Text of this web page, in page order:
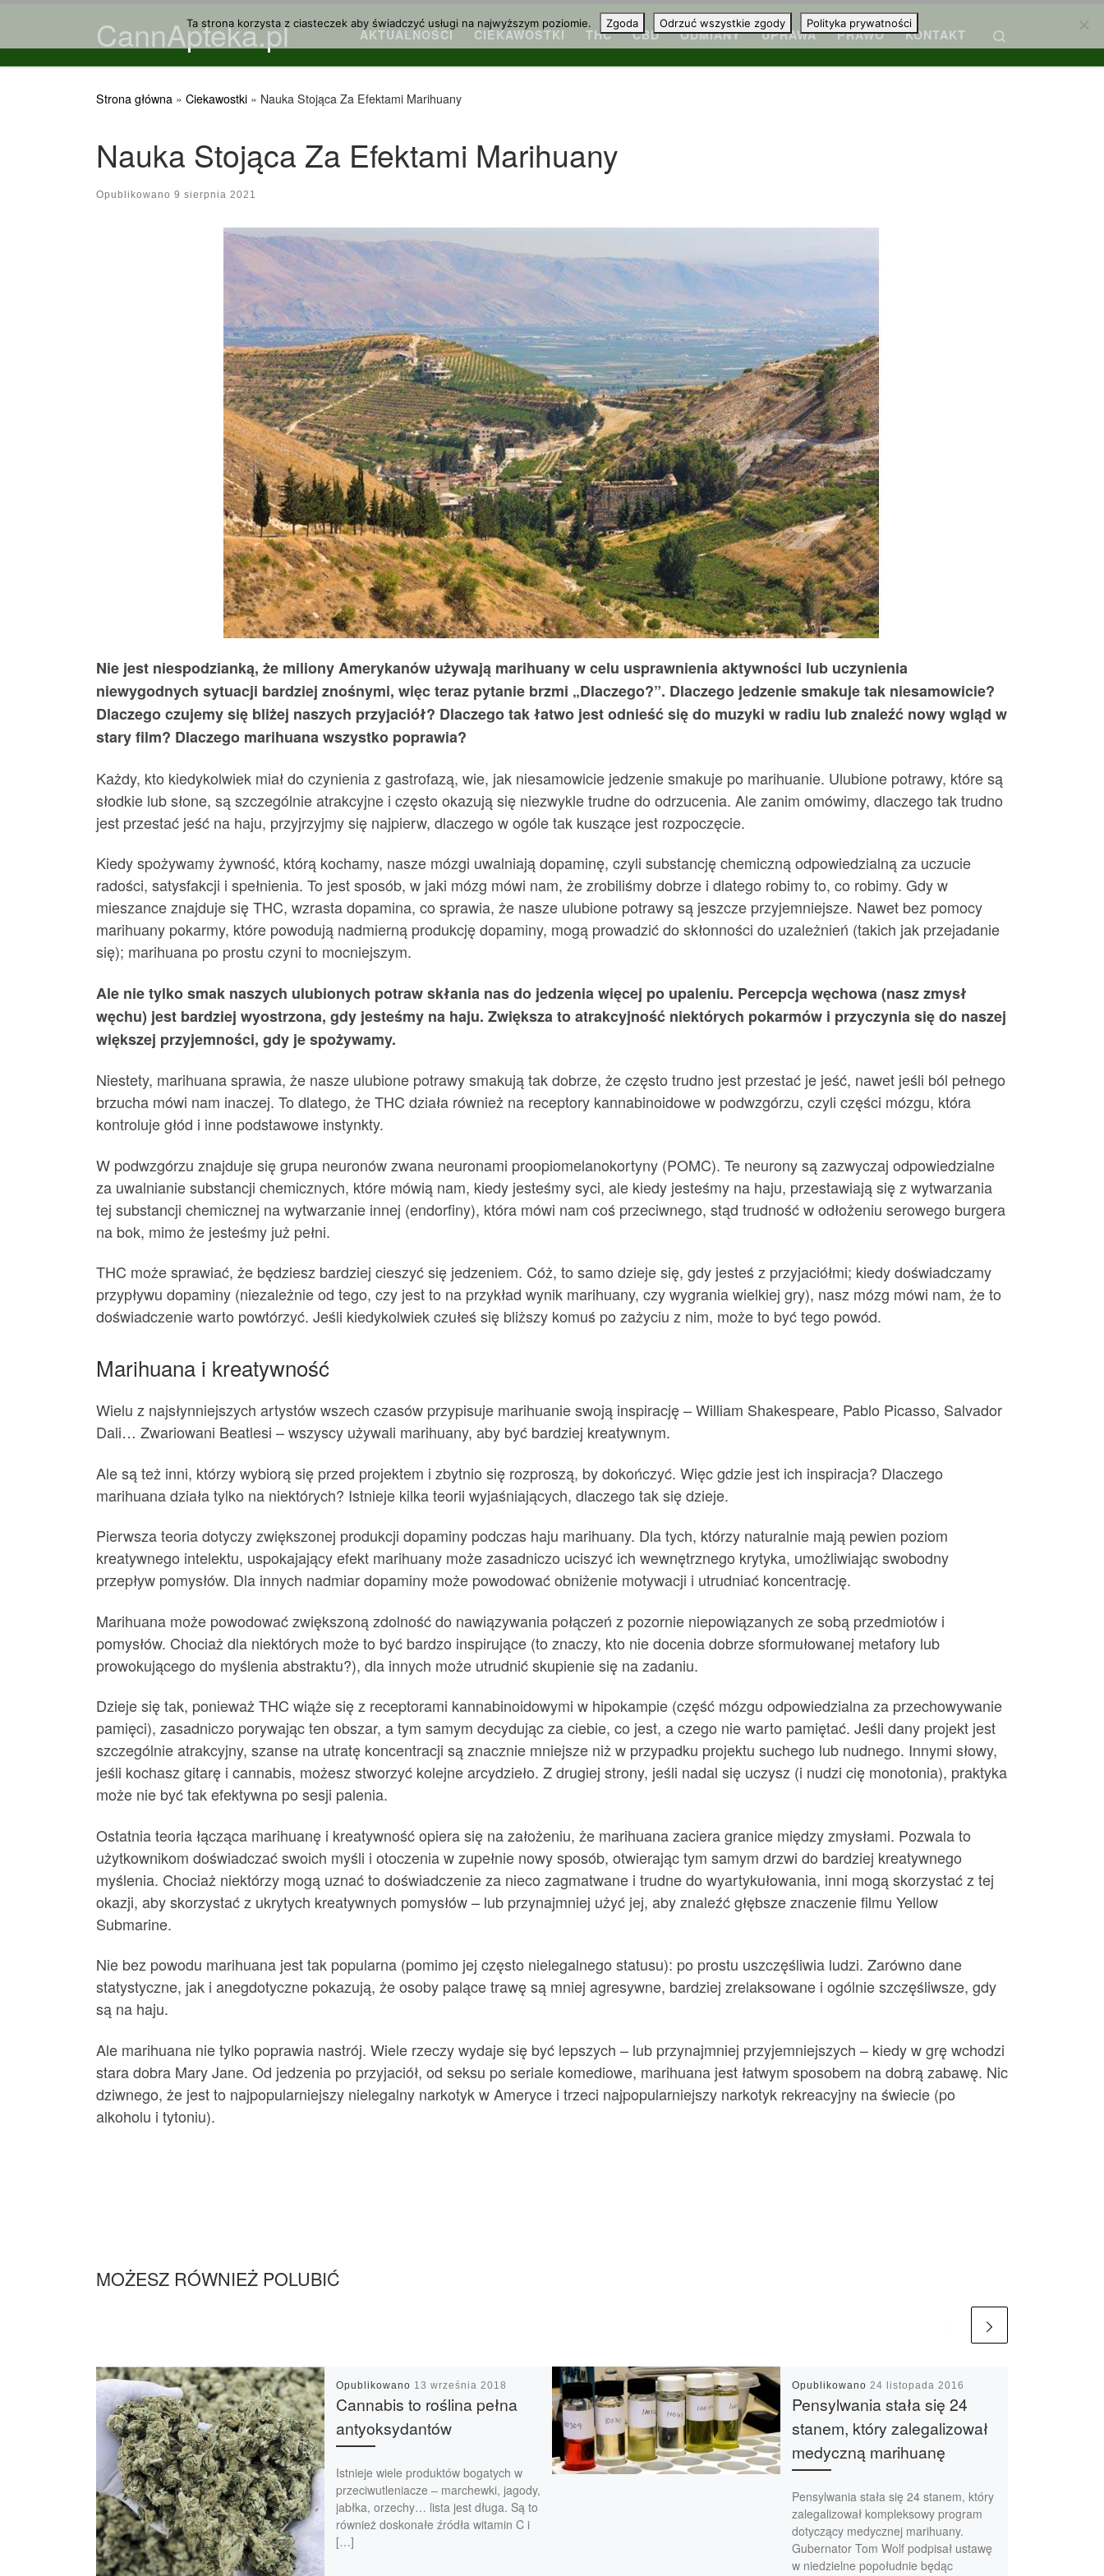
Przejdź do treściCannApteka.pl AKTUALNOŚCI CIEKAWOSTKI THC CBD ODMIANY UPRAWA PRAWO KONTAKT
Strona główna » Ciekawostki » Nauka Stojąca Za Efektami Marihuany
Nauka Stojąca Za Efektami Marihuany
Opublikowano 9 sierpnia 2021
Nie jest niespodzianką, że miliony Amerykanów używają marihuany w celu usprawnienia aktywności lub uczynienia
niewygodnych sytuacji bardziej znośnymi, więc teraz pytanie brzmi „Dlaczego?”. Dlaczego jedzenie smakuje tak niesamowicie?
Dlaczego czujemy się bliżej naszych przyjaciół? Dlaczego tak łatwo jest odnieść się do muzyki w radiu lub znaleźć nowy wgląd w
stary film? Dlaczego marihuana wszystko poprawia?
Każdy, kto kiedykolwiek miał do czynienia z gastrofazą, wie, jak niesamowicie jedzenie smakuje po marihuanie. Ulubione potrawy, które są
słodkie lub słone, są szczególnie atrakcyjne i często okazują się niezwykle trudne do odrzucenia. Ale zanim omówimy, dlaczego tak trudno
jest przestać jeść na haju, przyjrzyjmy się najpierw, dlaczego w ogóle tak kuszące jest rozpoczęcie.
Kiedy spożywamy żywność, którą kochamy, nasze mózgi uwalniają dopaminę, czyli substancję chemiczną odpowiedzialną za uczucie
radości, satysfakcji i spełnienia. To jest sposób, w jaki mózg mówi nam, że zrobiliśmy dobrze i dlatego robimy to, co robimy. Gdy w
mieszance znajduje się THC, wzrasta dopamina, co sprawia, że ​​nasze ulubione potrawy są jeszcze przyjemniejsze. Nawet bez pomocy
marihuany pokarmy, które powodują nadmierną produkcję dopaminy, mogą prowadzić do skłonności do uzależnień (takich jak przejadanie
się); marihuana po prostu czyni to mocniejszym.
Ale nie tylko smak naszych ulubionych potraw skłania nas do jedzenia więcej po upaleniu. Percepcja węchowa (nasz zmysł
węchu) jest bardziej wyostrzona, gdy jesteśmy na haju. Zwiększa to atrakcyjność niektórych pokarmów i przyczynia się do naszej
większej przyjemności, gdy je spożywamy.
Niestety, marihuana sprawia, że ​​nasze ulubione potrawy smakują tak dobrze, że często trudno jest przestać je jeść, nawet jeśli ból pełnego
brzucha mówi nam inaczej. To dlatego, że THC działa również na receptory kannabinoidowe w podwzgórzu, czyli części mózgu, która
kontroluje głód i inne podstawowe instynkty.
W podwzgórzu znajduje się grupa neuronów zwana neuronami proopiomelanokortyny (POMC). Te neurony są zazwyczaj odpowiedzialne
za uwalnianie substancji chemicznych, które mówią nam, kiedy jesteśmy syci, ale kiedy jesteśmy na haju, przestawiają się z wytwarzania
tej substancji chemicznej na wytwarzanie innej (endorfiny), która mówi nam coś przeciwnego, stąd trudność w odłożeniu serowego burgera
na bok, mimo że jesteśmy już pełni.
THC może sprawiać, że będziesz bardziej cieszyć się jedzeniem. Cóż, to samo dzieje się, gdy jesteś z przyjaciółmi; kiedy doświadczamy
przypływu dopaminy (niezależnie od tego, czy jest to na przykład wynik marihuany, czy wygrania wielkiej gry), nasz mózg mówi nam, że to
doświadczenie warto powtórzyć. Jeśli kiedykolwiek czułeś się bliższy komuś po zażyciu z nim, może to być tego powód.
Marihuana i kreatywność
Wielu z najsłynniejszych artystów wszech czasów przypisuje marihuanie swoją inspirację – William Shakespeare, Pablo Picasso, Salvador
Dali… Zwariowani Beatlesi – wszyscy używali marihuany, aby być bardziej kreatywnym.
Ale są też inni, którzy wybiorą się przed projektem i zbytnio się rozproszą, by dokończyć. Więc gdzie jest ich inspiracja? Dlaczego
marihuana działa tylko na niektórych? Istnieje kilka teorii wyjaśniających, dlaczego tak się dzieje.
Pierwsza teoria dotyczy zwiększonej produkcji dopaminy podczas haju marihuany. Dla tych, którzy naturalnie mają pewien poziom
kreatywnego intelektu, uspokajający efekt marihuany może zasadniczo uciszyć ich wewnętrznego krytyka, umożliwiając swobodny
przepływ pomysłów. Dla innych nadmiar dopaminy może powodować obniżenie motywacji i utrudniać koncentrację.
Marihuana może powodować zwiększoną zdolność do nawiązywania połączeń z pozornie niepowiązanych ze sobą przedmiotów i
pomysłów. Chociaż dla niektórych może to być bardzo inspirujące (to znaczy, kto nie docenia dobrze sformułowanej metafory lub
prowokującego do myślenia abstraktu?), dla innych może utrudnić skupienie się na zadaniu.
Dzieje się tak, ponieważ THC wiąże się z receptorami kannabinoidowymi w hipokampie (część mózgu odpowiedzialna za przechowywanie
pamięci), zasadniczo porywając ten obszar, a tym samym decydując za ciebie, co jest, a czego nie warto pamiętać. Jeśli dany projekt jest
szczególnie atrakcyjny, szanse na utratę koncentracji są znacznie mniejsze niż w przypadku projektu suchego lub nudnego. Innymi słowy,
jeśli kochasz gitarę i cannabis, możesz stworzyć kolejne arcydzieło. Z drugiej strony, jeśli nadal się uczysz (i nudzi cię monotonia), praktyka
może nie być tak efektywna po sesji palenia.
Ostatnia teoria łącząca marihuanę i kreatywność opiera się na założeniu, że marihuana zaciera granice między zmysłami. Pozwala to
użytkownikom doświadczać swoich myśli i otoczenia w zupełnie nowy sposób, otwierając tym samym drzwi do bardziej kreatywnego
myślenia. Chociaż niektórzy mogą uznać to doświadczenie za nieco zagmatwane i trudne do wyartykułowania, inni mogą skorzystać z tej
okazji, aby skorzystać z ukrytych kreatywnych pomysłów – lub przynajmniej użyć jej, aby znaleźć głębsze znaczenie filmu Yellow
Submarine.
Nie bez powodu marihuana jest tak popularna (pomimo jej często nielegalnego statusu): po prostu uszczęśliwia ludzi. Zarówno dane
statystyczne, jak i anegdotyczne pokazują, że osoby palące trawę są mniej agresywne, bardziej zrelaksowane i ogólnie szczęśliwsze, gdy
są na haju.
Ale marihuana nie tylko poprawia nastrój. Wiele rzeczy wydaje się być lepszych – lub przynajmniej przyjemniejszych – kiedy w grę wchodzi
stara dobra Mary Jane. Od jedzenia po przyjaciół, od seksu po seriale komediowe, marihuana jest łatwym sposobem na dobrą zabawę. Nic
dziwnego, że jest to najpopularniejszy nielegalny narkotyk w Ameryce i trzeci najpopularniejszy narkotyk rekreacyjny na świecie (po
alkoholu i tytoniu).
MOŻESZ RÓWNIEŻ POLUBIĆ
Opublikowano 13 września 2018
Cannabis to roślina pełna
antyoksydantów
Istnieje wiele produktów bogatych w
przeciwutleniacze – marchewki, jagody,
jabłka, orzechy… lista jest długa. Są to
również doskonałe źródła witamin C i
[…]
Opublikowano 24 listopada 2016
Pensylwania stała się 24
stanem, który zalegalizował
medyczną marihuanę
Pensylwania stała się 24 stanem, który
zalegalizował kompleksowy program
dotyczący medycznej marihuany.
Gubernator Tom Wolf podpisał ustawę
w niedzielne popołudnie będąc
Ta strona korzysta z ciasteczek aby świadczyć usługi na najwyższym poziomie. Zgoda Odrzuć wszystkie zgody Polityka prywatności